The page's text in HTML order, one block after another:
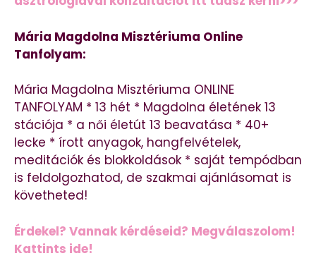
Mária Magdolna Misztériuma Online
Tanfolyam:
Mária Magdolna Misztériuma ONLINE
TANFOLYAM * 13 hét * Magdolna életének 13
stációja * a női életút 13 beavatása * 40+
lecke * írott anyagok, hangfelvételek,
meditációk és blokkoldások * saját tempódban
is feldolgozhatod, de szakmai ajánlásomat is
követheted!
Érdekel? Vannak kérdéseid? Megválaszolom!
Kattints ide!